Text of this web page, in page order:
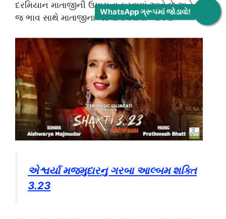
WhatsApp ગ્રૂપમાં જોડાવો!
દરમિયાન માતાજીની ઉપાસના કરવામાં આવે છે અને ખૂબ
જ ભાવ સાથે માતાજીના ગરબા રમવામાં આવે છે
એશ્વર્યા મજમુદારનુ ગરબા આલ્બમ શક્તિ
3.23